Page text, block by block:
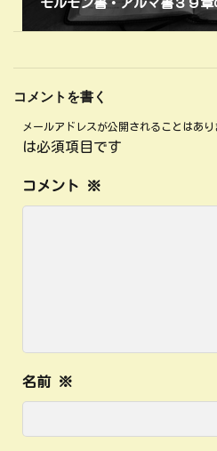
モルモン書・アルマ書３９
コメントを書く
メールアドレスが公開されることはあり
は必須項目です
コメント ※
名前 ※